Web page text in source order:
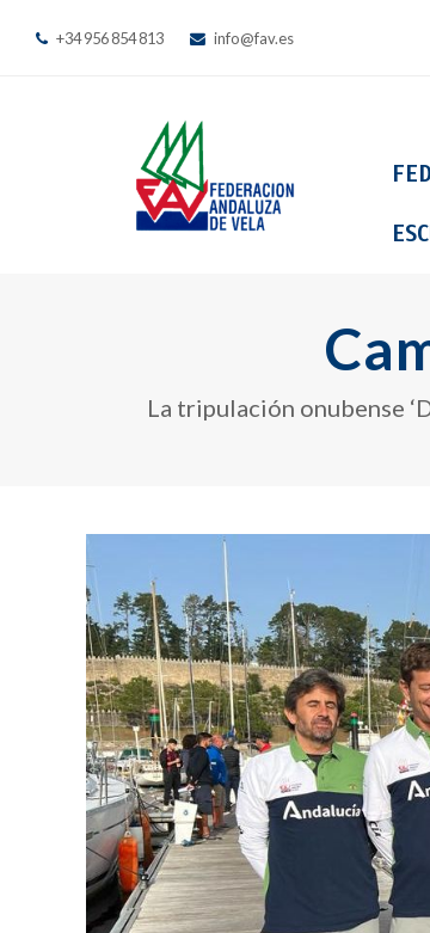
+34 956 854 813 info@fav.es
La tripulación onubense